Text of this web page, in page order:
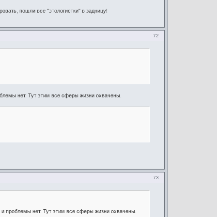
пошли все "этологистки" в задницу!
72
нет. Тут этим все сферы жизни охвачены.
73
проблемы нет. Тут этим все сферы жизни охвачены.